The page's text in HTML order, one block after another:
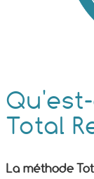
Total
La méthode